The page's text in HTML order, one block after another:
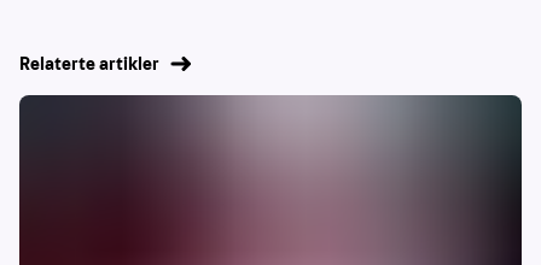
Relaterte artikler